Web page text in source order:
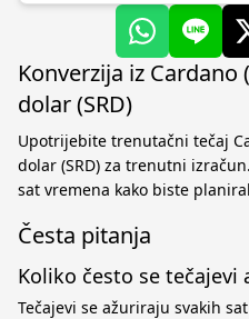
Konverzija iz Cardano
dolar (SRD)
Upotrijebite trenutačni tečaj
dolar (SRD) za trenutni
sat vremena kako biste
Česta pitanja
Koliko često se tečajevi
Tečajevi se ažuriraju svakih